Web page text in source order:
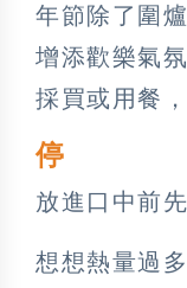
年節除了圍
增添歡樂氣
採買或用餐
停
放進口中前
想想熱量過